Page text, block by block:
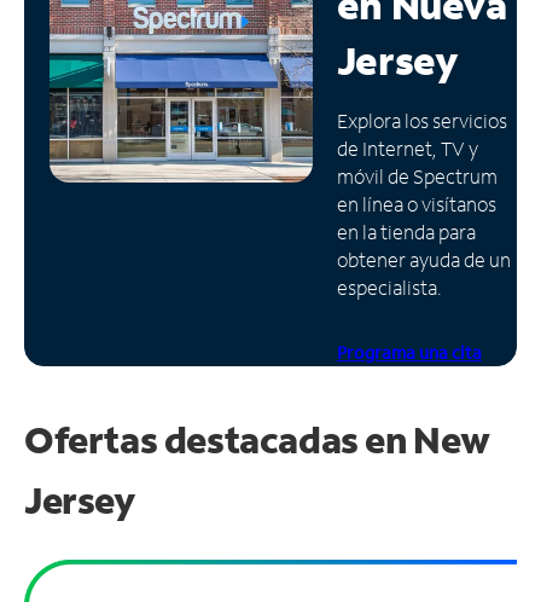
Administrar
cuenta
Encuentra
una
tienda
Jersey
Explora los servicios
de Internet, TV y
móvil de Spectrum
en línea o visítanos
en la tienda para
obtener ayuda de un
especialista.
Programa una cita
Ofertas destacadas en New
Jersey